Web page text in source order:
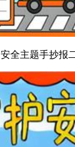
安全主题手抄报